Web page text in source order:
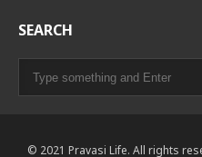
SEARCH
© 2021 Pravasi Life. All rights